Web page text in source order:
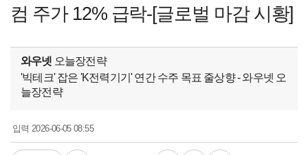
컴 주가 12% 급락-[글로벌 마감 시황]
와우넷 오늘장전략
'빅테크' 잡은 'K전력기기' 연간 수주 목표 줄상향 - 와우넷 오
늘장전략
입력 2026-06-05 08:55